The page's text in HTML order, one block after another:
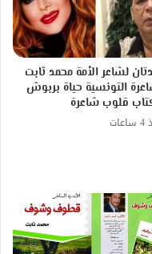
لشاعر الأمة محمد ثابت
التونسية حياة بربوش
قلوب شاعرة